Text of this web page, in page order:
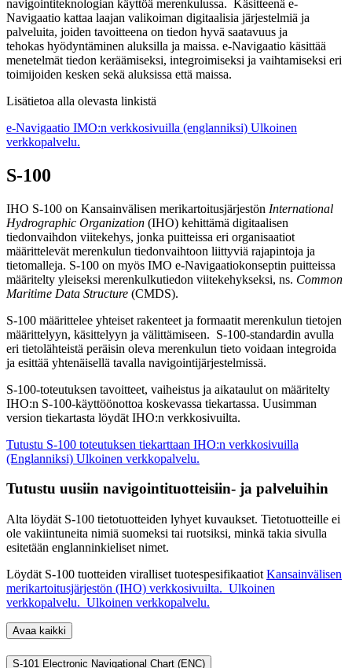
navigointiteknologian käyttöä merenkulussa. Käsitteenä e-
Navigaatio kattaa laajan valikoiman digitaalisia järjestelmiä ja
palveluita, joiden tavoitteena on tiedon hyvä saatavuus ja
tehokas hyödyntäminen aluksilla ja maissa. e-Navigaatio käsittää
menetelmät tiedon keräämiseksi, integroimiseksi ja vaihtamiseksi eri
toimijoiden kesken sekä aluksissa että maissa.
Lisätietoa alla olevasta linkistä
e-Navigaatio IMO:n verkkosivuilla (englanniksi) Ulkoinen
verkkopalvelu.
S-100
IHO S-100 on Kansainvälisen merikartoitusjärjestön International
Hydrographic Organization (IHO) kehittämä digitaalisen
tiedonvaihdon viitekehys, jonka puitteissa eri organisaatiot
määrittelevät merenkulun tiedonvaihtoon liittyviä rajapintoja ja
tietomalleja. S-100 on myös IMO e-Navigaatiokonseptin puitteissa
määritelty yleiseksi merenkulkutiedon viitekehykseksi, ns. Common
Maritime Data Structure (CMDS).
S-100 määrittelee yhteiset rakenteet ja formaatit merenkulun tietojen
määrittelyyn, käsittelyyn ja välittämiseen. S-100-standardin avulla
eri tietolähteistä peräisin oleva merenkulun tieto voidaan integroida
ja esittää yhtenäisellä tavalla navigointijärjestelmissä.
S-100-toteutuksen tavoitteet, vaiheistus ja aikataulut on määritelty
IHO:n S-100-käyttöönottoa koskevassa tiekartassa. Uusimman
version tiekartasta löydät IHO:n verkkosivuilta.
Tutustu S-100 toteutuksen tiekarttaan IHO:n verkkosivuilla
(Englanniksi) Ulkoinen verkkopalvelu.
Tutustu uusiin navigointituotteisiin- ja palveluihin
Alta löydät S-100 tietotuotteiden lyhyet kuvaukset. Tietotuotteille ei
ole vakiintuneita nimiä suomeksi tai ruotsiksi, minkä takia sivulla
esitetään englanninkieliset nimet.
Löydät S-100 tuotteiden viralliset tuotespesifikaatiot Kansainvälisen
merikartoitusjärjestön (IHO) verkkosivuilta. Ulkoinen
verkkopalvelu. Ulkoinen verkkopalvelu.
Avaa kaikki
S-101 Electronic Navigational Chart (ENC)